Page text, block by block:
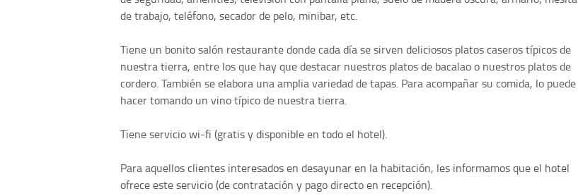
de trabajo, teléfono, secador de pelo, minibar, etc.
Tiene un bonito salón restaurante donde cada día se sirven deliciosos platos caseros típicos de
nuestra tierra, entre los que hay que destacar nuestros platos de bacalao o nuestros platos de
cordero. También se elabora una amplia variedad de tapas. Para acompañar su comida, lo puede
hacer tomando un vino típico de nuestra tierra.
Tiene servicio wi-fi (gratis y disponible en todo el hotel).
Para aquellos clientes interesados en desayunar en la habitación, les informamos que el hotel
ofrece este servicio (de contratación y pago directo en recepción).